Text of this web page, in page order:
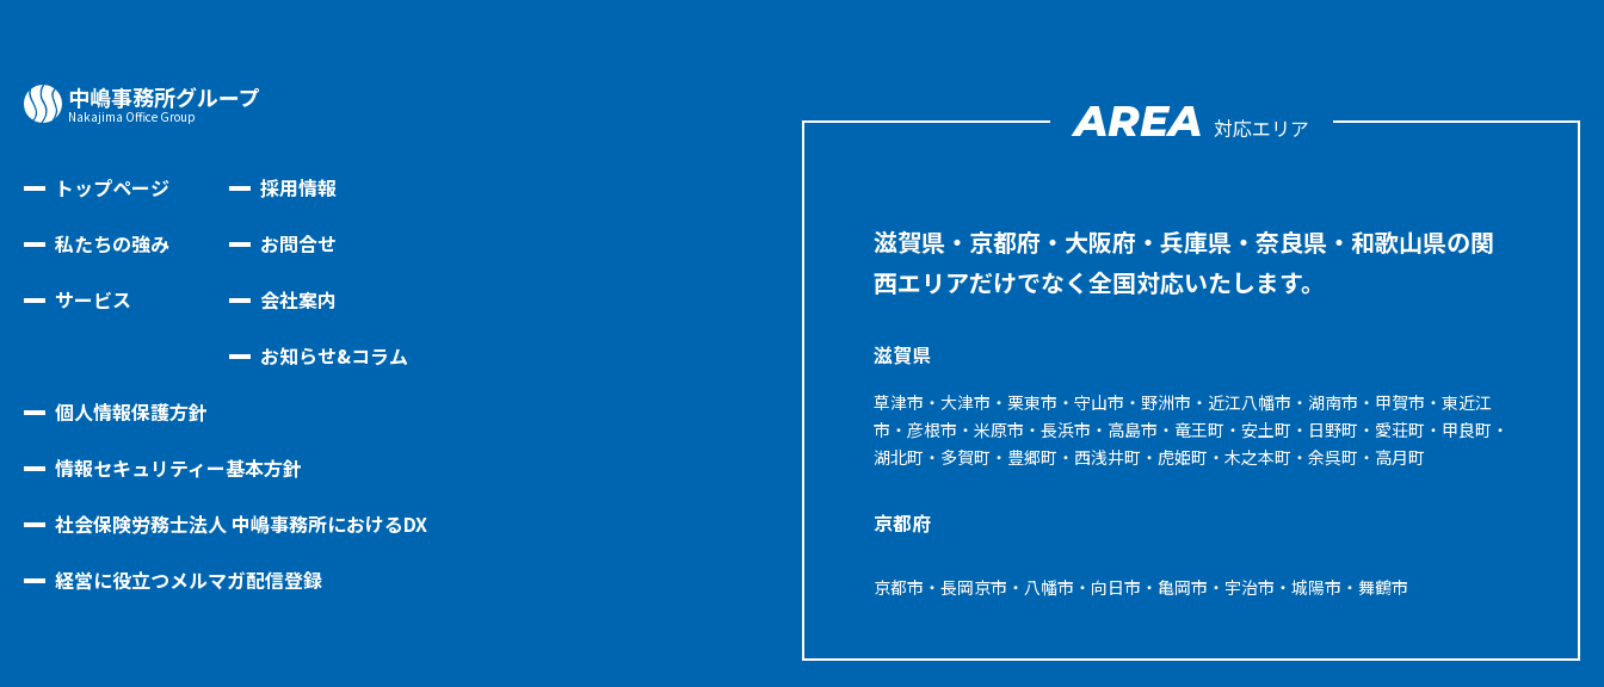
中嶋事務所グループ
Nakajima Oﬃce Group
トップページ
私たちの強み
サービス
採用情報
お問合せ
会社案内
お知らせ&コラム
個人情報保護方針
情報セキュリティー基本方針
社会保険労務士法人 中嶋事務所におけるDX
経営に役立つメルマガ配信登録
AREA 対応エリア
滋賀県・京都府・大阪府・兵庫県・奈良県・和歌山県の関
西エリアだけでなく全国対応いたします。
滋賀県
草津市・大津市・栗東市・守山市・野洲市・近江八幡市・湖南市・甲賀市・東近江
市・彦根市・米原市・長浜市・高島市・竜王町・安土町・日野町・愛荘町・甲良町・
湖北町・多賀町・豊郷町・西浅井町・虎姫町・木之本町・余呉町・高月町
京都府
京都市・長岡京市・八幡市・向日市・亀岡市・宇治市・城陽市・舞鶴市